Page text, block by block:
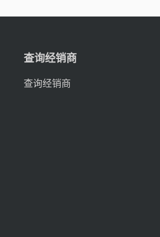
查询经销商
查询经销商